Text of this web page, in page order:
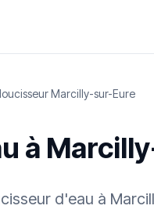
Marcilly-sur-Eure
à
d'eau à